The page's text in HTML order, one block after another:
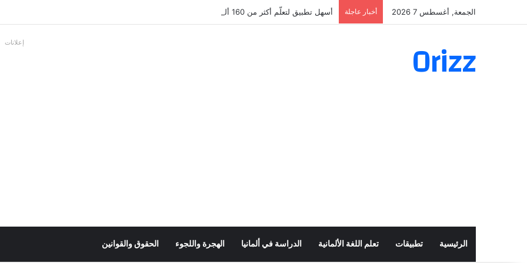
الجمعة, أغسطس 7 2026 أخبار عاجلة أسهل تطبيق لتعلّم أكثر من 160 ألف فعل بالألمانية
Orizz إعلانات
الرئيسية تطبيقات تعلم اللغة الألمانية الدراسة في ألمانيا الهجرة واللجوء الحقوق والقوانين